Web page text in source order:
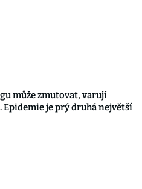
může zmutovat, varují
je prý druhá největší